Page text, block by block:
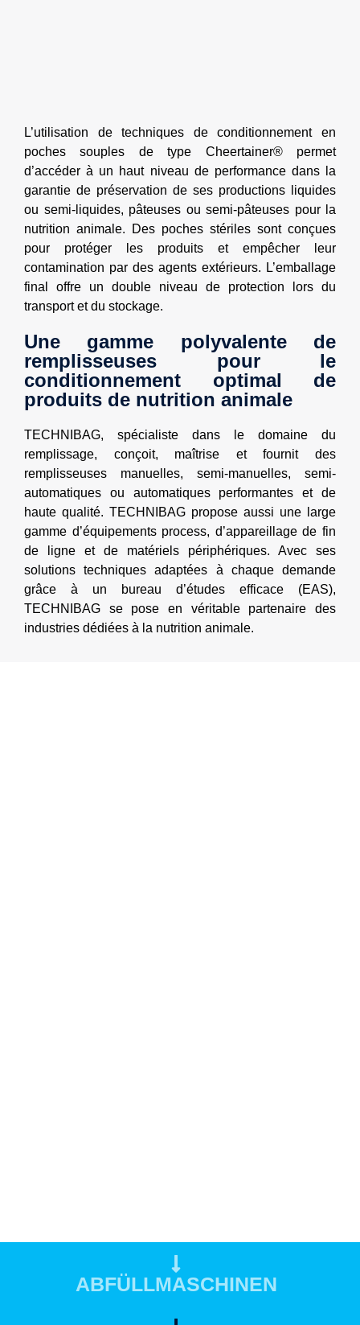
L’utilisation de techniques de conditionnement en
poches souples de type Cheertainer® permet
d’accéder à un haut niveau de performance dans la
garantie de préservation de ses productions liquides
ou semi-liquides, pâteuses ou semi-pâteuses pour la
nutrition animale. Des poches stériles sont conçues
pour protéger les produits et empêcher leur
contamination par des agents extérieurs. L’emballage
final offre un double niveau de protection lors du
transport et du stockage.
Une gamme polyvalente de
remplisseuses pour le
conditionnement optimal de
produits de nutrition animale
TECHNIBAG, spécialiste dans le domaine du
remplissage, conçoit, maîtrise et fournit des
remplisseuses manuelles, semi-manuelles, semi-
automatiques ou automatiques performantes et de
haute qualité. TECHNIBAG propose aussi une large
gamme d’équipements process, d’appareillage de fin
de ligne et de matériels périphériques. Avec ses
solutions techniques adaptées à chaque demande
grâce à un bureau d’études efficace (EAS),
TECHNIBAG se pose en véritable partenaire des
industries dédiées à la nutrition animale.
ABFÜLLMASCHINEN